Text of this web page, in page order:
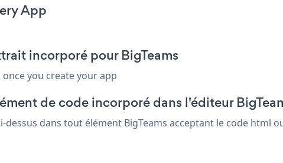
App
incorporé pour BigTeams
you create your app
de code incorporé dans l'éditeur
dessus dans tout élément BigTeams acceptant le code